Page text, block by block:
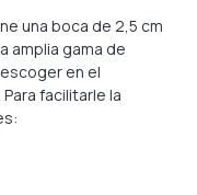
una boca de 2,5 cm
amplia gama de
en el
facilitarle la